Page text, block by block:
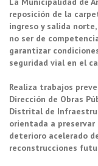
reposición de la
ingreso y salida
no ser de
garantizar
seguridad vial en el
Realiza trabajos
Dirección de Obras
Distrital de
orientada a
deterioro acelerado
reconstrucciones